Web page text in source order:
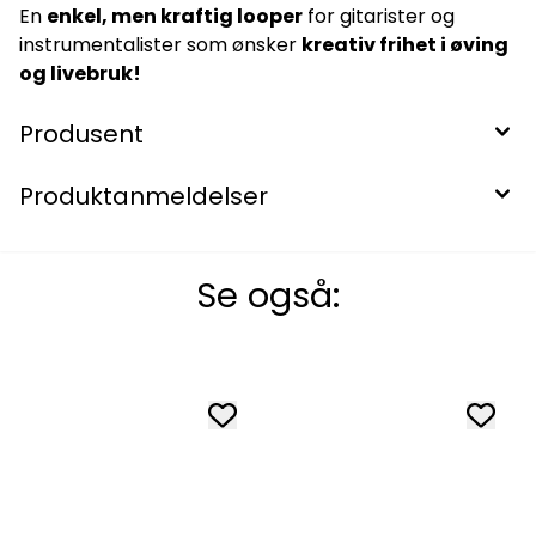
En enkel, men kraftig looper for gitarister og
instrumentalister som ønsker kreativ frihet i øving
og livebruk!
Produsent
Produktanmeldelser
Se også: